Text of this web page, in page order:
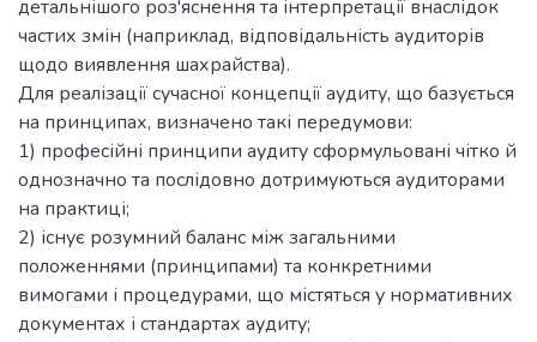
детальнішого роз'яснення та інтерпретації внаслідок
частих змін (наприклад, відповідальність аудиторів
щодо виявлення шахрайства).
Для реалізації сучасної концепції аудиту, що базується
на принципах, визначено такі передумови:
1) професійні принципи аудиту сформульовані чітко й
однозначно та послідовно дотримуються аудиторами
на практиці;
2) існує розумний баланс між загальними
положеннями (принципами) та конкретними
вимогами і процедурами, що містяться у нормативних
документах і стандартах аудиту;